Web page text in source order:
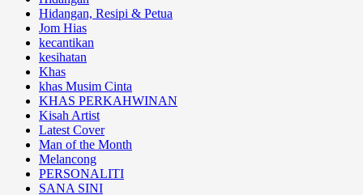
Hidangan, Resipi & Petua
Jom Hias
kecantikan
kesihatan
Khas
khas Musim Cinta
KHAS PERKAHWINAN
Kisah Artist
Latest Cover
Man of the Month
Melancong
PERSONALITI
SANA SINI